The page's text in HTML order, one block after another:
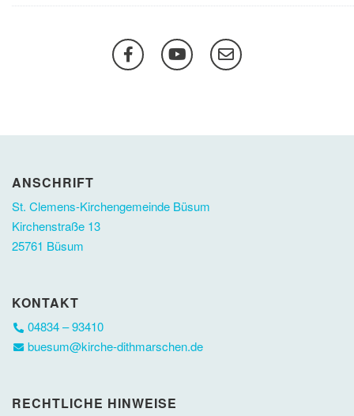
ANSCHRIFT
St. Clemens-Kirchengemeinde Büsum
Kirchenstraße 13
25761 Büsum
KONTAKT
04834 – 93410
buesum@kirche-dithmarschen.de
RECHTLICHE HINWEISE